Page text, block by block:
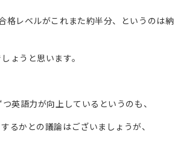
格レベルがこれまた約半分、というのは納
ょうと思います。
英語力が向上しているというのも、
るかとの議論はございましょうが、